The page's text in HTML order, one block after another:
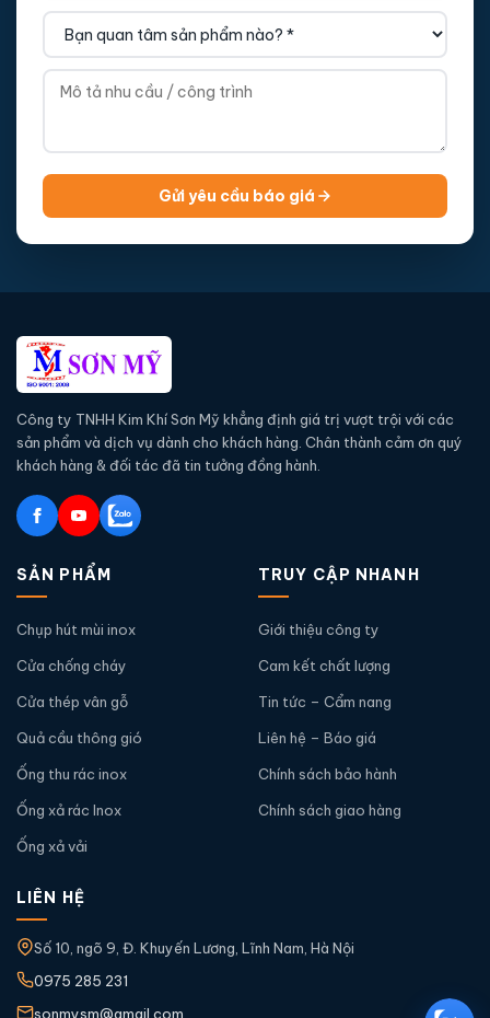
Gửi yêu cầu báo giá
Công ty TNHH Kim Khí Sơn Mỹ khẳng định giá trị vượt trội với các
sản phẩm và dịch vụ dành cho khách hàng. Chân thành cảm ơn quý
khách hàng & đối tác đã tin tưởng đồng hành.
SẢN PHẨM
Chụp hút mùi inox
Cửa chống cháy
Cửa thép vân gỗ
Quả cầu thông gió
Ống thu rác inox
Ống xả rác Inox
Ống xả vải
TRUY CẬP NHANH
Giới thiệu công ty
Cam kết chất lượng
Tin tức – Cẩm nang
Liên hệ – Báo giá
Chính sách bảo hành
Chính sách giao hàng
LIÊN HỆ
Số 10, ngõ 9, Đ. Khuyến Lương, Lĩnh Nam, Hà Nội
0975 285 231
sonmysm@gmail.com